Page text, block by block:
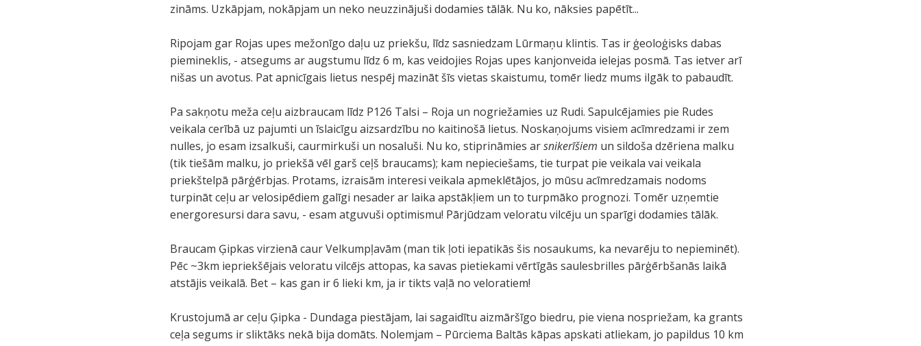
zināms. Uzkāpjam, nokāpjam un neko neuzzinājuši dodamies tālāk. Nu ko, nāksies papētīt...
Ripojam gar Rojas upes mežonīgo daļu uz priekšu, līdz sasniedzam Lūrmaņu klintis. Tas ir ģeoloģisks dabas
piemineklis, - atsegums ar augstumu līdz 6 m, kas veidojies Rojas upes kanjonveida ielejas posmā. Tas ietver arī
nišas un avotus. Pat apnicīgais lietus nespēj mazināt šīs vietas skaistumu, tomēr liedz mums ilgāk to pabaudīt.
Pa sakņotu meža ceļu aizbraucam līdz P126 Talsi – Roja un nogriežamies uz Rudi. Sapulcējamies pie Rudes
veikala cerībā uz pajumti un īslaicīgu aizsardzību no kaitinošā lietus. Noskaņojums visiem acīmredzami ir zem
nulles, jo esam izsalkuši, caurmirkuši un nosaluši. Nu ko, stiprināmies arsnikerīšiem un sildoša dzēriena malku
(tik tiešām malku, jo priekšā vēl garš ceļš braucams); kam nepieciešams, tie turpat pie veikala vai veikala
priekštelpā pārģērbjas. Protams, izraisām interesi veikala apmeklētājos, jo mūsu acīmredzamais nodoms
turpināt ceļu ar velosipēdiem galīgi nesader ar laika apstākļiem un to turpmāko prognozi. Tomēr uzņemtie
energoresursi dara savu, - esam atguvuši optimismu! Pārjūdzam veloratu vilcēju un sparīgi dodamies tālāk.
Braucam Ģipkas virzienā caur Velkumpļavām (man tik ļoti iepatikās šis nosaukums, ka nevarēju to nepieminēt).
Pēc ~3km iepriekšējais veloratu vilcējs attopas, ka savas pietiekami vērtīgās saulesbrilles pārģērbšanās laikā
atstājis veikalā. Bet – kas gan ir 6 lieki km, ja ir tikts vaļā no veloratiem!
Krustojumā ar ceļu Ģipka - Dundaga piestājam, lai sagaidītu aizmāršīgo biedru, pie viena nospriežam, ka grants
ceļa segums ir sliktāks nekā bija domāts. Nolemjam – Pūrciema Baltās kāpas apskati atliekam, jo papildus 10 km